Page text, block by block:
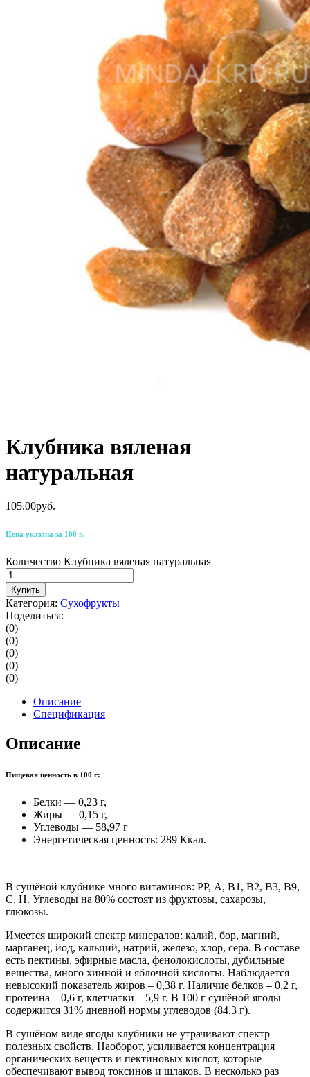
Клубника вяленая
натуральная
105.00руб.
Цена указана за 100 г.
Количество Клубника вяленая натуральная
Купить
Категория: Сухофрукты
Поделиться:
(0)
(0)
(0)
(0)
(0)
Описание
Спецификация
Описание
Пищевая ценность в 100 г:
Белки — 0,23 г,
Жиры — 0,15 г,
Углеводы — 58,97 г
Энергетическая ценность: 289 Ккал.
В сушёной клубнике много витаминов: РР, А, В1, В2, В3, В9,
С, Н. Углеводы на 80% состоят из фруктозы, сахарозы,
глюкозы.
Имеется широкий спектр минералов: калий, бор, магний,
марганец, йод, кальций, натрий, железо, хлор, сера. В составе
есть пектины, эфирные масла, фенолокислоты, дубильные
вещества, много хинной и яблочной кислоты. Наблюдается
невысокий показатель жиров – 0,38 г. Наличие белков – 0,2 г,
протеина – 0,6 г, клетчатки – 5,9 г. В 100 г сушёной ягоды
содержится 31% дневной нормы углеводов (84,3 г).
В сушёном виде ягоды клубники не утрачивают спектр
полезных свойств. Наоборот, усиливается концентрация
органических веществ и пектиновых кислот, которые
обеспечивают вывод токсинов и шлаков. В несколько раз